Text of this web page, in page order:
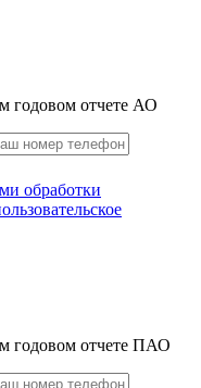
годовом отчете АО
обработки
годовом отчете ПАО